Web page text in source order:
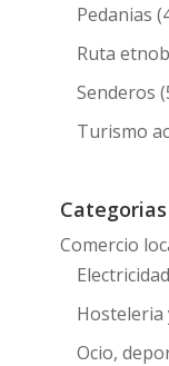
Pedanias
Ruta
Senderos
Turismo
Categorias
Comercio
Ocio,